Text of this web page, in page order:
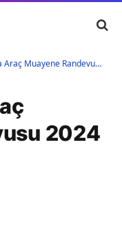
Muayene Randevusu 2024
2024